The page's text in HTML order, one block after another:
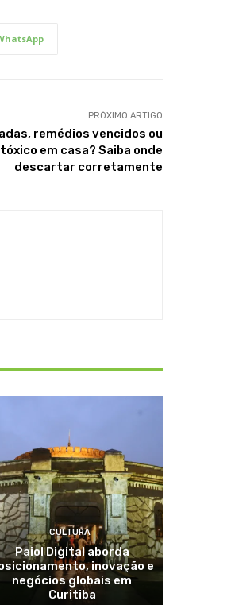
PRÓXIMO ARTIGO
remédios vencidos ou
em casa? Saiba onde
descartar corretamente
CULTURA
Paiol Digital aborda
inovação e
negócios globais em
Curitiba